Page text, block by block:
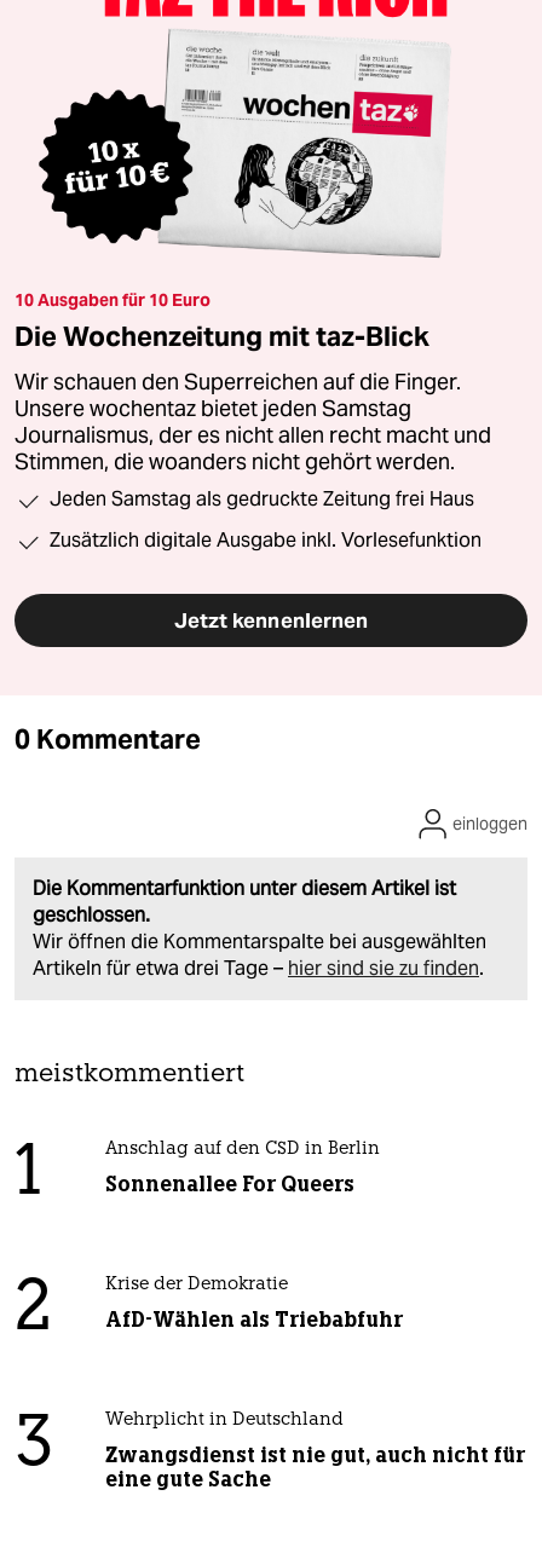
10 Ausgaben für 10 Euro
Die Wochenzeitung mit taz-Blick
Wir schauen den Superreichen auf die Finger.
Unsere wochentaz bietet jeden Samstag
Journalismus, der es nicht allen recht macht und
Stimmen, die woanders nicht gehört werden.
Jeden Samstag als gedruckte Zeitung frei Haus
Zusätzlich digitale Ausgabe inkl. Vorlesefunktion
Jetzt kennenlernen
0 Kommentare
Die Kommentarfunktion unter diesem Artikel ist
geschlossen.
Wir öffnen die Kommentarspalte bei ausgewählten
Artikeln für etwa drei Tage – hier sind sie zu finden.
einloggen
meistkommentiert
1 Anschlag auf den CSD in Berlin
Sonnenallee For Queers
2 Krise der Demokratie
AfD-Wählen als Triebabfuhr
3 Wehrplicht in Deutschland
Zwangsdienst ist nie gut, auch nicht für
eine gute Sache